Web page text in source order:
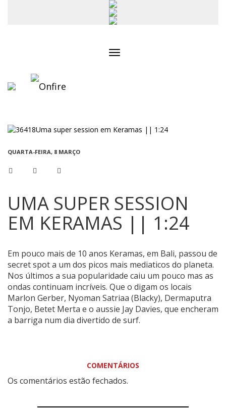
QUARTA-FEIRA, 8 MARÇO
UMA SUPER SESSION
EM KERAMAS || 1:24
Em pouco mais de 10 anos Keramas, em Bali, passou de
secret spot a um dos picos mais mediaticos do planeta.
Nos últimos a sua popularidade caiu um pouco mas as
ondas continuam incríveis. Que o digam os locais
Marlon Gerber, Nyoman Satriaa (Blacky), Dermaputra
Tonjo, Betet Merta e o aussie Jay Davies, que encheram
a barriga num dia divertido de surf.
COMENTÁRIOS
Os comentários estão fechados.